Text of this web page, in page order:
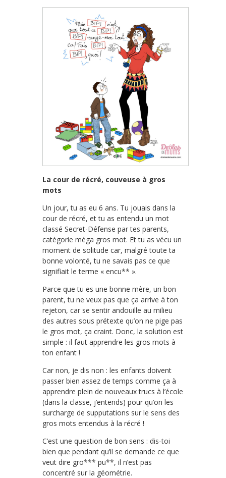
La cour de récré, couveuse à gros
mots
Un jour, tu as eu 6 ans. Tu jouais dans la
cour de récré, et tu as entendu un mot
classé Secret-Défense par tes parents,
catégorie méga gros mot. Et tu as vécu un
moment de solitude car, malgré toute ta
bonne volonté, tu ne savais pas ce que
signifiait le terme « encu** ».
Parce que tu es une bonne mère, un bon
parent, tu ne veux pas que ça arrive à ton
rejeton, car se sentir andouille au milieu
des autres sous prétexte qu’on ne pige pas
le gros mot, ça craint. Donc, la solution est
simple : il faut apprendre les gros mots à
ton enfant !
Car non, je dis non : les enfants doivent
passer bien assez de temps comme ça à
apprendre plein de nouveaux trucs à l’école
(dans la classe, j’entends) pour qu’on les
surcharge de supputations sur le sens des
gros mots entendus à la récré !
C’est une question de bon sens : dis-toi
bien que pendant qu’il se demande ce que
veut dire gro*** pu**, il n’est pas
concentré sur la géométrie.